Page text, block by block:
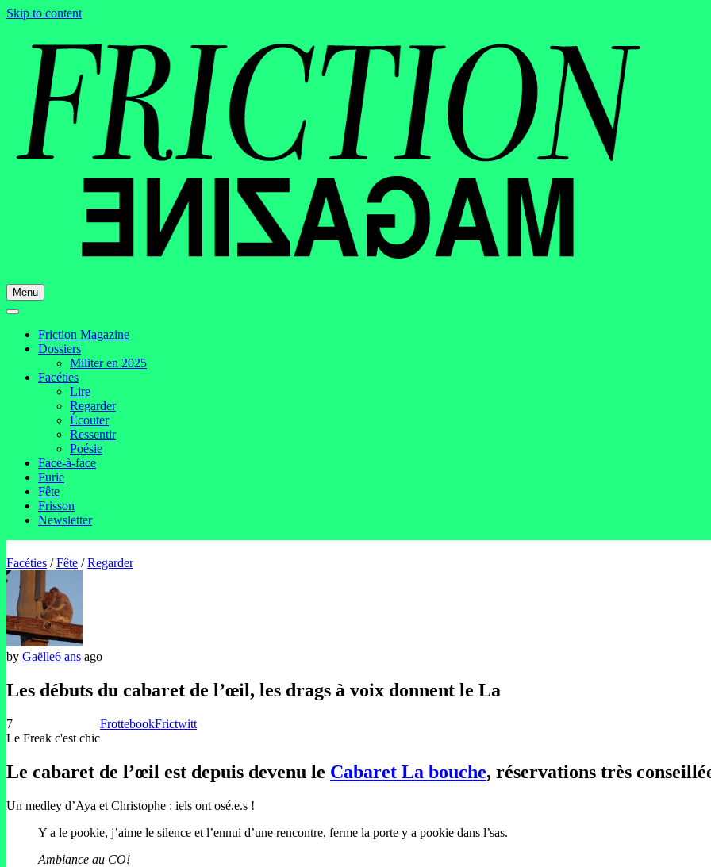
Skip to content
Menu
Friction Magazine
Dossiers
Militer en 2025
Facéties
Lire
Regarder
Écouter
Ressentir
Poésie
Face-à-face
Furie
Fête
Frisson
Newsletter
Facéties /Fête /Regarder
by Gaëlle6 ans ago
Les débuts du cabaret de l’œil, les drags à voix donnent le La
7
Le Freak c'est chic
FrottebookFrictwitt
Le cabaret de l’œil est depuis devenu le Cabaret La bouche, réservations très
Un medley d’Aya et Christophe : iels ont osé.e.s !
Y a le pookie, j’aime le silence et l’ennui d’une rencontre, ferme la porte y a pookie dans l’sas.
Ambiance au CO!